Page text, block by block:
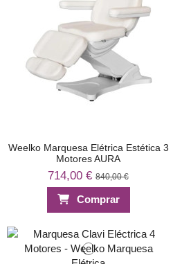
Weelko Marquesa Elétrica Estética 3
Motores AURA
714,00 €840,00 €
Comprar